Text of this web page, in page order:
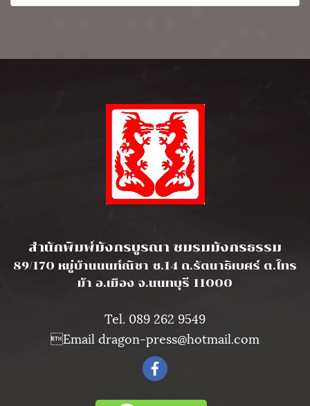
สำนักพิมพ์มังกรบูรณา ชมรมมังกรธรรม
89/170 หมู่บ้านนนท์ณิชา ซ.14 ถ.รัตนาธิเบศร์ ต.ไทร
ม้า อ.เมือง จ.นนทบุรี 11000
Tel. 089 262 9549
Email dragon-press@hotmail.com